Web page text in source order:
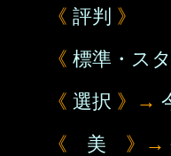
《 評判 》
《 標準・ス
《 選択 》→
《 美 》→